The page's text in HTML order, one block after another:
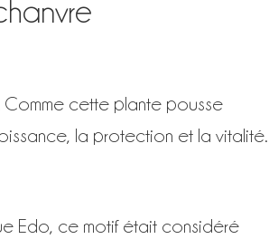
cette plante pousse
la protection et la vitalité.
Edo, ce motif était considéré